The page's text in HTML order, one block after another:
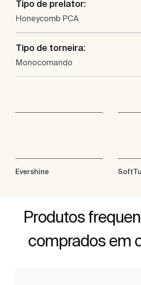
Tipo de prelator:
Honeycomb PCA
Tipo de torneira:
Monocomando
Evershine
Produtos
comprados em